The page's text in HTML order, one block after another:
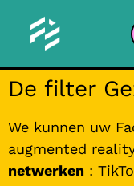
De filter
We kunnen uw
augmented
netwerken :